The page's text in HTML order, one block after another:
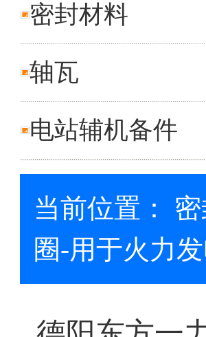
密封材料
轴瓦
电站辅机备件
当前位置：
圈-用于火力